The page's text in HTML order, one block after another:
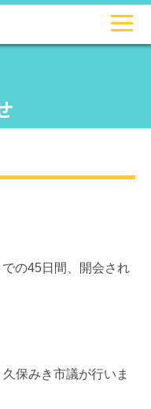
の45日間、開会され
保みき市議が行いま